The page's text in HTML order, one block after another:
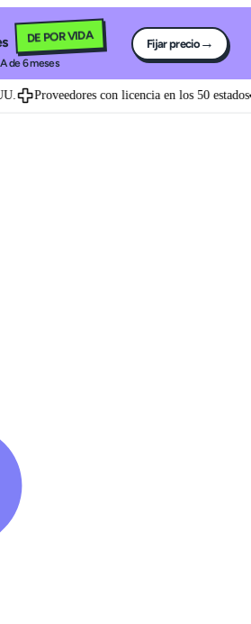
DE POR VIDA
de 6 meses
Fijar precio→
Proveedores con licencia en los 50 estados